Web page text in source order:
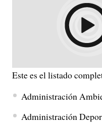
Este es el listado
Administración
Administración